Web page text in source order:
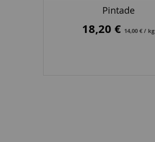
Pintade
18,20 € 14,00 € / kg